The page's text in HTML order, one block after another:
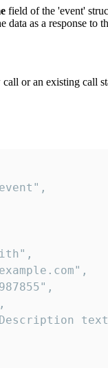
field of the 'event'
data as a response
or an existing call